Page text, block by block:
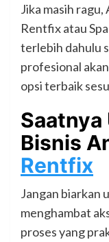
Jika masih
Rentfix atau
terlebih dahulu
profesional
opsi terbaik
Saatnya
Bisnis
Rentfix
Jangan biarkan
menghambat
proses yang